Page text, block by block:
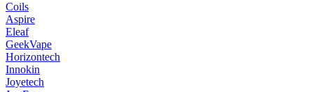
Coils
Aspire
Eleaf
GeekVape
Horizontech
Innokin
Joyetech